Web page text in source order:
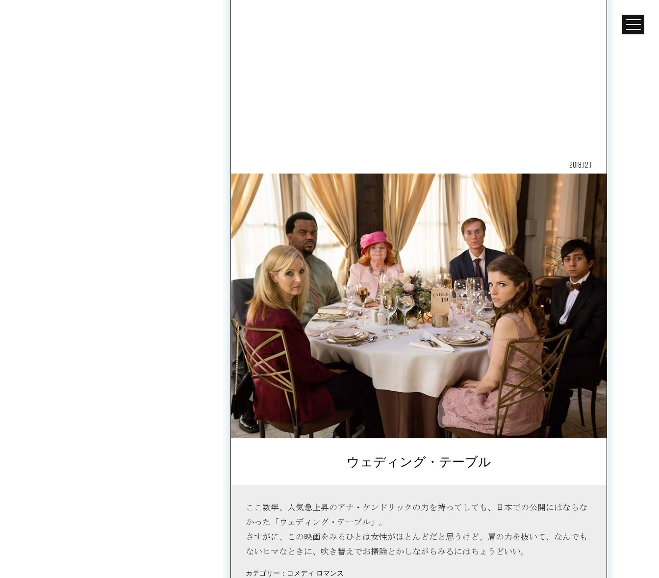
2018.12.1
ウェディング・テーブル
ここ数年、人気急上昇のアナ・ケンドリックの力を持ってしても、日本での公開にはならな
かった「ウェディング・テーブル」。
さすがに、この映画をみるひとは女性がほとんどだと思うけど、肩の力を抜いて、なんでも
ないヒマなときに、吹き替えでお掃除とかしながらみるにはちょうどいい。
カテゴリー： コメディ ロマンス